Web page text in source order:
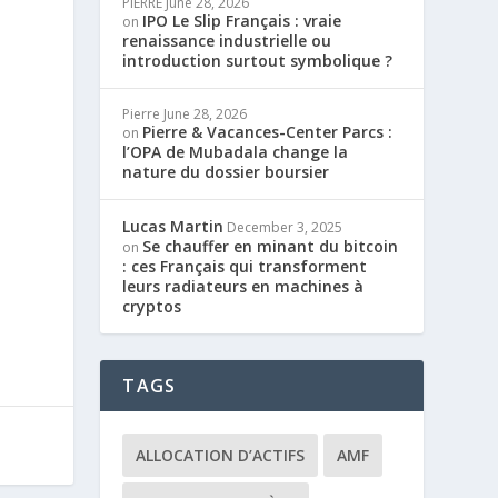
on IPO Le Slip Français : vraie
renaissance industrielle ou
introduction surtout symbolique ?
Pierre June 28, 2026
on Pierre & Vacances-Center Parcs :
l’OPA de Mubadala change la
nature du dossier boursier
Lucas Martin December 3, 2025
on Se chauffer en minant du bitcoin
: ces Français qui transforment
leurs radiateurs en machines à
cryptos
TAGS
ALLOCATION D’ACTIFS AMF